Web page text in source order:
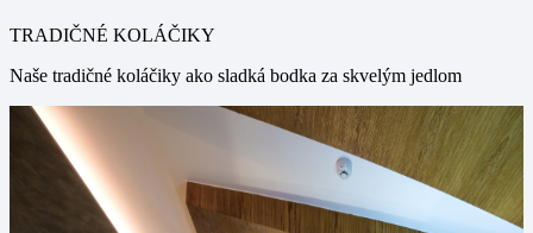
TRADIČNÉ KOLÁČIKY
Naše tradičné koláčiky ako sladká bodka za skvelým jedlom